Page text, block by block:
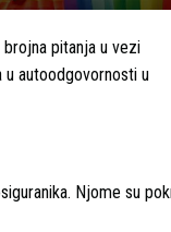
brojna pitanja u vezi
u autoodgovornosti u
Njome su